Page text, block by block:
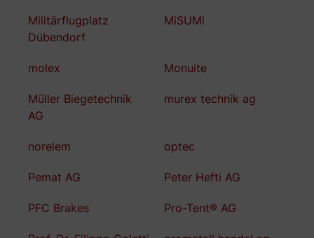
Militärflugplatz
Dübendorf
MiSUMi
molex Monuite
Müller Biegetechnik
AG
murex technik ag
norelem optec
Pemat AG Peter Hefti AG
PFC Brakes Pro-Tent® AG